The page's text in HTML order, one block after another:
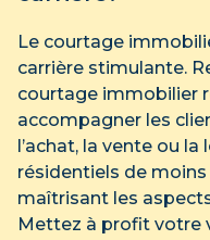
Le courtage
carrière stimulante.
courtage immobilier
accompagner les
l’achat, la vente ou
résidentiels de
maîtrisant les
Mettez à profit votre